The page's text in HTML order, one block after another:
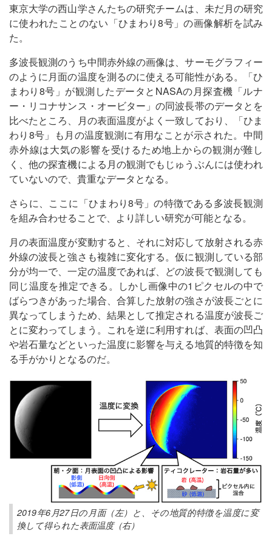
東京大学の西山学さんたちの研究チームは、未だ月の研究
に使われたことのない「ひまわり8号」の画像解析を試み
た。
多波長観測のうち中間赤外線の画像は、サーモグラフィー
のように月面の温度を測るのに使える可能性がある。「ひ
まわり8号」が観測したデータとNASAの月探査機「ルナ
ー・リコナサンス・オービター」の同波長帯のデータとを
比べたところ、月の表面温度がよく一致しており、「ひま
わり8号」も月の温度観測に有用なことが示された。中間
赤外線は大気の影響を受けるため地上からの観測が難し
く、他の探査機による月の観測でもじゅうぶんには使われ
ていないので、貴重なデータとなる。
さらに、ここに「ひまわり8号」の特徴である多波長観測
を組み合わせることで、より詳しい研究が可能となる。
月の表面温度が変動すると、それに対応して放射される赤
外線の波長と強さも複雑に変化する。仮に観測している部
分が均一で、一定の温度であれば、どの波長で観測しても
同じ温度を推定できる。しかし画像中の1ピクセルの中で
ばらつきがあった場合、合算した放射の強さが波長ごとに
異なってしまうため、結果として推定される温度が波長ご
とに変わってしまう。これを逆に利用すれば、表面の凹凸
や岩石量などといった温度に影響を与える地質的特徴を知
る手がかりとなるのだ。
2019年6月27日の月面（左）と、その地質的特徴を温度に変
換して得られた表面温度（右）